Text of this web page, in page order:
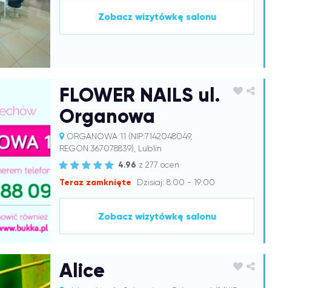
Zobacz wizytówkę salonu
FLOWER NAILS ul.
Organowa
ORGANOWA 11 (NIP:7142048049,
REGON:367078839), Lublin
4.96 z 277 ocen
Teraz zamknięte Dzisiaj: 8:00 - 19:00
Zobacz wizytówkę salonu
Alice